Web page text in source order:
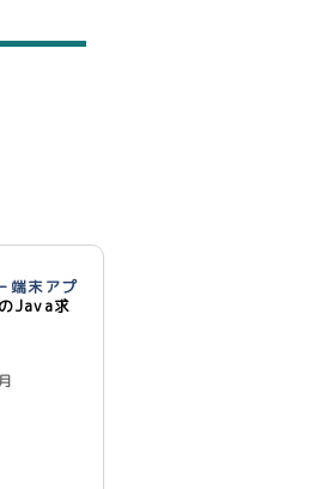
端末アプ
のJava求